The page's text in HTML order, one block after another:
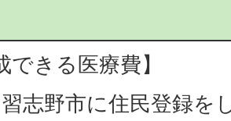
できる医療費】
習志野市に住民登録を